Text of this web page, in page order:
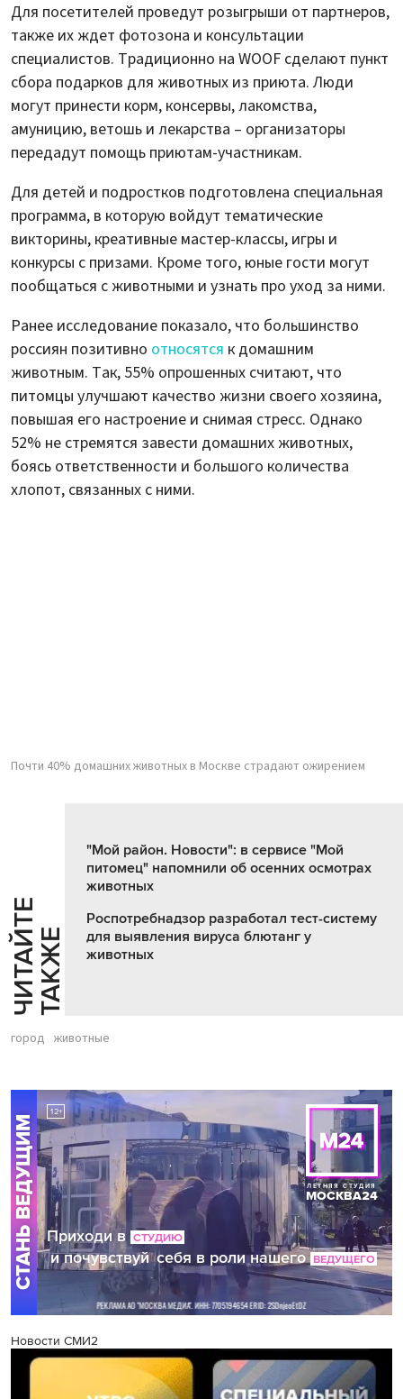
Для посетителей проведут розыгрыши от партнеров,
также их ждет фотозона и консультации
специалистов. Традиционно на WOOF сделают пункт
сбора подарков для животных из приюта. Люди
могут принести корм, консервы, лакомства,
амуницию, ветошь и лекарства – организаторы
передадут помощь приютам-участникам.
Для детей и подростков подготовлена специальная
программа, в которую войдут тематические
викторины, креативные мастер-классы, игры и
конкурсы с призами. Кроме того, юные гости могут
пообщаться с животными и узнать про уход за ними.
Ранее исследование показало, что большинство
россиян позитивно относятся к домашним
животным. Так, 55% опрошенных считают, что
питомцы улучшают качество жизни своего хозяина,
повышая его настроение и снимая стресс. Однако
52% не стремятся завести домашних животных,
боясь ответственности и большого количества
хлопот, связанных с ними.
Почти 40% домашних животных в Москве страдают ожирением
Ч
И
Т
АЙ
Т
Е
Т
А
К
ЖЕ
"Мой район. Новости": в сервисе "Мой
питомец" напомнили об осенних осмотрах
животных
Роспотребнадзор разработал тест-систему
для выявления вируса блютанг у
животных
город животные
Новости СМИ2